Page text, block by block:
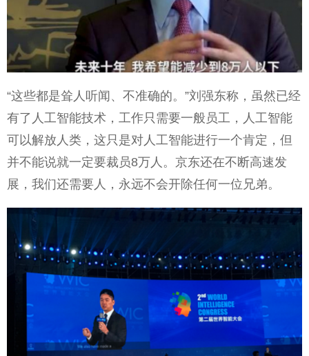
“这些都是耸人听闻、不准确的。”刘强东称，虽然已经
有了人工智能技术，工作只需要一般员工，人工智能
可以解放人类，这只是对人工智能进行一个肯定，但
并不能说就一定要裁员8万人。京东还在不断高速发
展，我们还需要人，永远不会开除任何一位兄弟。